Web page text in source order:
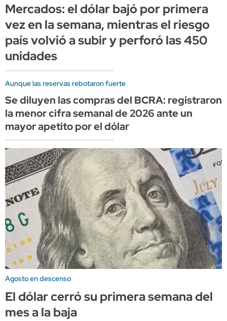
Mercados: el dólar bajó por primera
vez en la semana, mientras el riesgo
país volvió a subir y perforó las 450
unidades
Aunque las reservas rebotaron fuerte
Se diluyen las compras del BCRA: registraron
la menor cifra semanal de 2026 ante un
mayor apetito por el dólar
Agosto en descenso
El dólar cerró su primera semana del
mes a la baja